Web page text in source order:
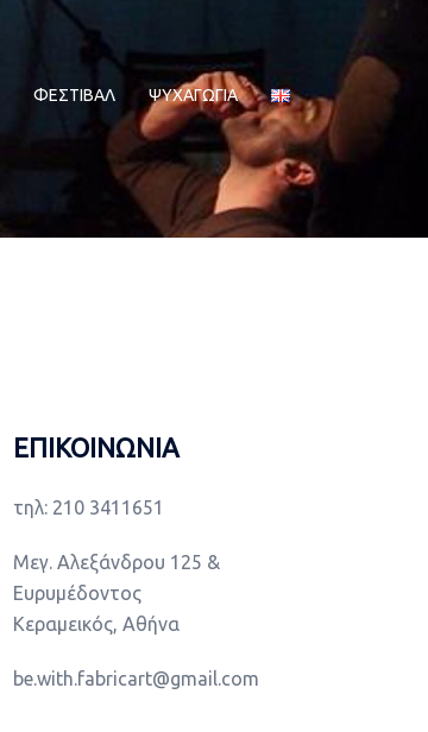
ΦΕΣΤΙΒΑΛ ΨΥΧΑΓΩΓΙΑ
ΕΠΙΚΟΙΝΩΝΙΑ
τηλ: 210 3411651
Μεγ. Αλεξάνδρου 125 &
Ευρυμέδοντος
Κεραμεικός, Αθήνα
be.with.fabricart@gmail.com